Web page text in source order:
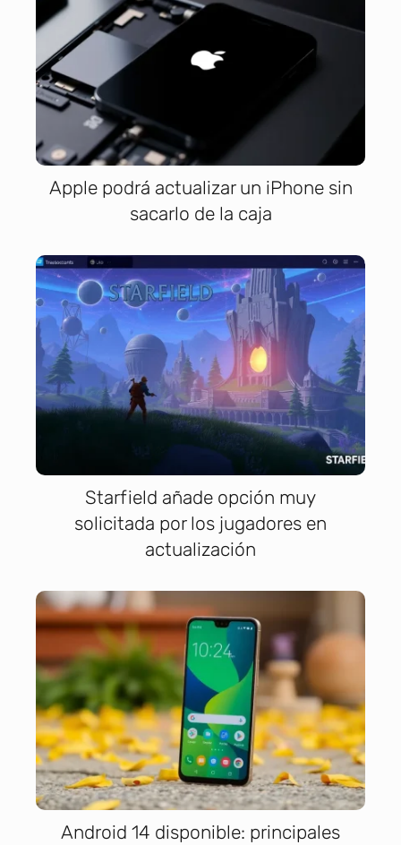
Apple podrá actualizar un iPhone sin
sacarlo de la caja
Starfield añade opción muy
solicitada por los jugadores en
actualización
Android 14 disponible: principales